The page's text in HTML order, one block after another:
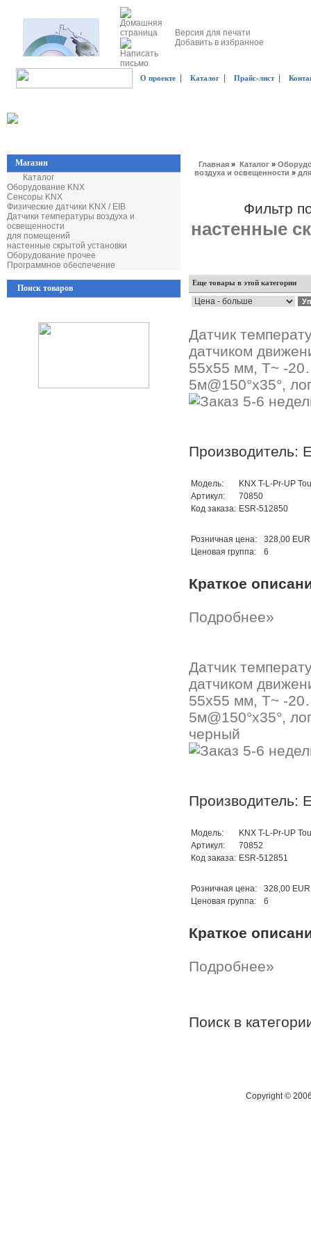
Версия для печати
Добавить в избранное
О проекте Каталог Прайс-лист|
Магазин
Каталог
Оборудование KNX
Сенсоры KNX
Физические датчики KNX / EIB
Датчики температуры воздуха и
освещенности
для помещений
настенные скрытой установки
Оборудование прочее
Программное обеспечение
Поиск товаров
Главная » Каталог »
воздуха и освещенности »
Фильтр
настенные
Еще товары в этой категории
Датчик
датчиком
55x55 мм, T~ -
5м@150°х35°,
Производитель:
Модель:
KNX T-L-Pr-UP
Артикул:
70850
Код заказа: ESR-512850
Розничная цена:
328,00 EUR
Ценовая группа:
6
Краткое
Подробнее»
Датчик
датчиком
55x55 мм, T~ -
5м@150°х35°,
черный
Производитель:
Модель:
KNX T-L-Pr-UP
Артикул:
70852
Код заказа: ESR-512851
Розничная цена:
328,00 EUR
Ценовая группа:
6
Краткое
Подробнее»
Поиск в
Copyright ©